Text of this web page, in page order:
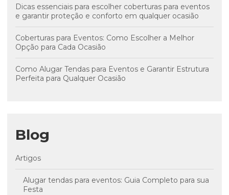
Dicas essenciais para escolher coberturas para eventos
e garantir proteção e conforto em qualquer ocasião
Coberturas para Eventos: Como Escolher a Melhor
Opção para Cada Ocasião
Como Alugar Tendas para Eventos e Garantir Estrutura
Perfeita para Qualquer Ocasião
Blog
Artigos
Alugar tendas para eventos: Guia Completo para sua
Festa